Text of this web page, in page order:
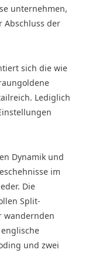
unternehmen,
Abschluss der
sich die wie
Lediglich
Dynamik und
im
Die
Split-
wandernden
und zwei